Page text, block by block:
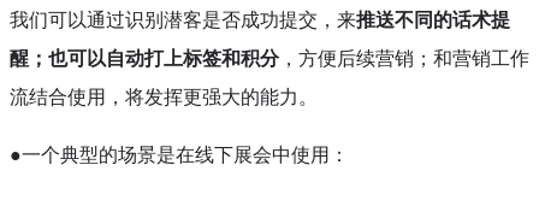
我们可以通过识别潜客是否成功提交，来推送不同的话术提
醒；也可以自动打上标签和积分，方便后续营销；和营销工作
流结合使用，将发挥更强大的能力。
●一个典型的场景是在线下展会中使用：